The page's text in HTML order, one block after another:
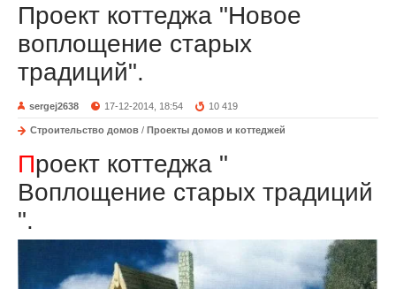
Проект коттеджа "Новое
воплощение старых
традиций".
sergej2638 17-12-2014, 18:54 10 419
Строительство домов / Проекты домов и коттеджей
Проект коттеджа "
Воплощение старых традиций
".